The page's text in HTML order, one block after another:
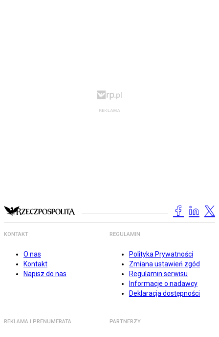
KONTAKT
O nas
Kontakt
Napisz do nas
REGULAMIN
Polityka Prywatności
Zmiana ustawień zgód
Regulamin serwisu
Informacje o nadawcy
Deklaracja dostępności
REKLAMA I PRENUMERATA PARTNERZY